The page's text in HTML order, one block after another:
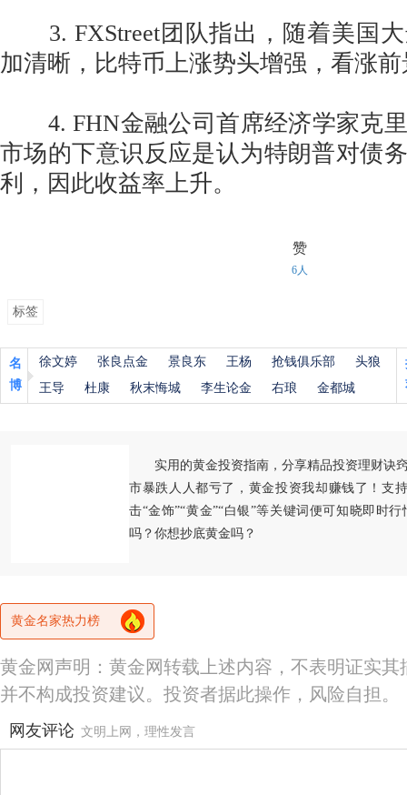
3. FXStreet团队指出，随着美国大
加清晰，比特币上涨势头增强，看涨
4. FHN金融公司首席经济学家克里
市场的下意识反应是认为特朗普对债
利，因此收益率上升。
赞
6人
标签
名
博
徐文婷 张良点金 景良东 王杨 抢钱俱乐部
头狼
王导
杜康 秋末悔城 李生论金 右琅 金都城
实用的黄金投资指南，分享精品投资理财诀
市暴跌人人都亏了，黄金投资我却赚钱了！支
击“金饰”“黄金”“白银”等关键词便可知晓即时
吗？你想抄底黄金吗？
黄金名家热力榜
黄金网声明：黄金网转载上述内容，不表明证实
并不构成投资建议。投资者据此操作，风险自担。
网友评论 文明上网，理性发言